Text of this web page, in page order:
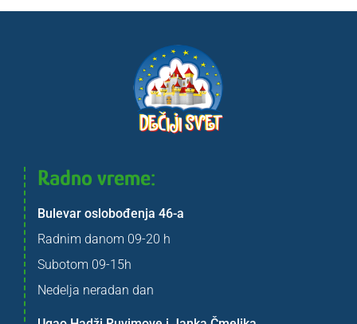
Radno vreme:
Bulevar oslobođenja 46-a
Radnim danom 09-20 h
Subotom 09-15h
Nedelja neradan dan